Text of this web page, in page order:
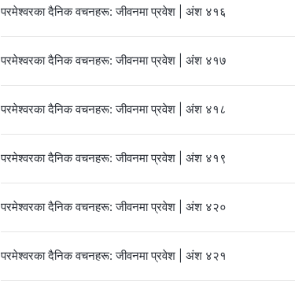
परमेश्‍वरका दैनिक वचनहरू: जीवनमा प्रवेश | अंश ४१६
परमेश्‍वरका दैनिक वचनहरू: जीवनमा प्रवेश | अंश ४१७
परमेश्‍वरका दैनिक वचनहरू: जीवनमा प्रवेश | अंश ४१८
परमेश्‍वरका दैनिक वचनहरू: जीवनमा प्रवेश | अंश ४१९
परमेश्‍वरका दैनिक वचनहरू: जीवनमा प्रवेश | अंश ४२०
परमेश्‍वरका दैनिक वचनहरू: जीवनमा प्रवेश | अंश ४२१